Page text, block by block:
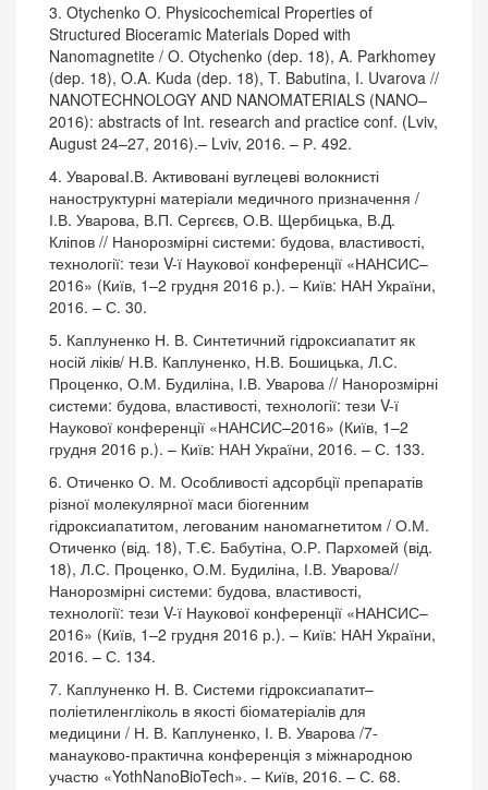
3. Otychenko O. Physicochemical Properties of
Structured Bioceramic Materials Doped with
Nanomagnetite / O. Otychenko (dep. 18), A. Parkhomey
(dep. 18), O.A. Kuda (dep. 18), T. Babutina, I. Uvarova //
NANOTECHNOLOGY AND NANOMATERIALS (NANO–
2016): abstracts of Int. research and practice conf. (Lviv,
August 24–27, 2016).– Lviv, 2016. – Р. 492.
4. УвароваІ.В. Активовані вуглецеві волокнисті
наноструктурні матеріали медичного призначення /
І.В. Уварова, В.П. Сергєєв, О.В. Щербицька, В.Д.
Кліпов // Нанорозмірні системи: будова, властивості,
технології: тези V-ї Наукової конференції «НАНСИС–
2016» (Київ, 1–2 грудня 2016 р.). – Київ: НАН України,
2016. – С. 30.
5. Каплуненко Н. В. Синтетичний гідроксиапатит як
носій ліків/ Н.В. Каплуненко, Н.В. Бошицька, Л.С.
Проценко, О.М. Будиліна, І.В. Уварова // Нанорозмірні
системи: будова, властивості, технології: тези V-ї
Наукової конференції «НАНСИС–2016» (Київ, 1–2
грудня 2016 р.). – Київ: НАН України, 2016. – С. 133.
6. Отиченко О. М. Особливості адсорбції препаратів
різної молекулярної маси біогенним
гідроксиапатитом, легованим наномагнетитом / О.М.
Отиченко (від. 18), Т.Є. Бабутіна, О.Р. Пархомей (від.
18), Л.С. Проценко, О.М. Будиліна, І.В. Уварова//
Нанорозмірні системи: будова, властивості,
технології: тези V-ї Наукової конференції «НАНСИС–
2016» (Київ, 1–2 грудня 2016 р.). – Київ: НАН України,
2016. – С. 134.
7. Каплуненко Н. В. Системи гідроксиапатит–
поліетиленгліколь в якості біоматеріалів для
медицини / Н. В. Каплуненко, І. В. Уварова /7-
манауково-практична конференція з міжнародною
участю «YothNanoBioTech». – Київ, 2016. – С. 68.